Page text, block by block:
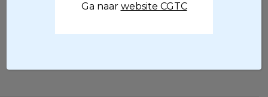
Agenda
Ga naar website CGTC